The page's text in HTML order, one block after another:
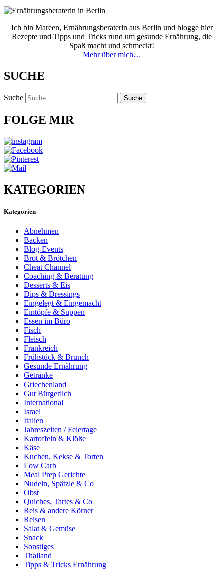
Ich bin Mareen, Ernährungsberaterin aus Berlin und blogge hier
Rezepte und Tipps und Tricks rund um gesunde Ernährung, die
Spaß macht und schmeckt!
Mehr über mich…
SUCHE
Suche Suche
FOLGE MIR
KATEGORIEN
Kategorien
Abnehmen
Backen
Blog-Events
Brot & Brötchen
Cheat Channel
Coaching & Beratung
Desserts & Eis
Dips & Dressings
Eingelegt & Eingemacht
Eintöpfe & Suppen
Essen im Büro
Fisch
Fleisch
Frankreich
Frühstück & Brunch
Gesunde Ernährung
Getränke
Griechenland
Gut Bürgerlich
International
Israel
Italien
Jahreszeiten / Feiertage
Kartoffeln & Klöße
Käse
Kuchen, Kekse & Torten
Low Carb
Meal Prep Gerichte
Nudeln, Spätzle & Co
Obst
Quiches, Tartes & Co
Reis & andere Körner
Reisen
Salat & Gemüse
Snack
Sonstiges
Thailand
Tipps & Tricks Ernährung